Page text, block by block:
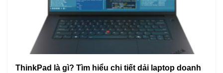
ThinkPad là gì? Tìm hiểu chi tiết dải laptop doanh